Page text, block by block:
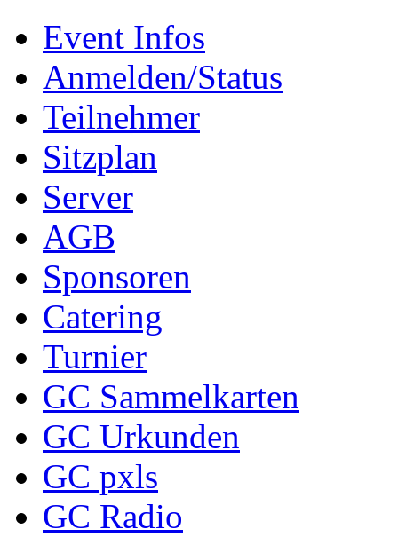
Event Infos
Anmelden/Status
Teilnehmer
Sitzplan
Server
AGB
Sponsoren
Catering
Turnier
GC Sammelkarten
GC Urkunden
GC pxls
GC Radio